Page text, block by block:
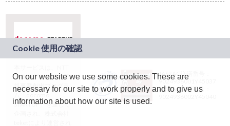
ドコモグループの新
規事業創出プログラ
ム「docomo
STARTUP」を通じて
JASRAC許諾番号：
9024936001Y45037
JASRAC許諾番号：
On our website we use some cookies. These are
necessary for our site to work properly and to give us
information about how our site is used.